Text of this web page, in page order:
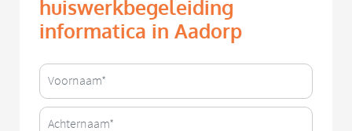
huiswerkbegeleiding
informatica in Aadorp